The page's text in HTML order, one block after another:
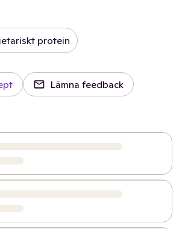
protein
Lämna feedback